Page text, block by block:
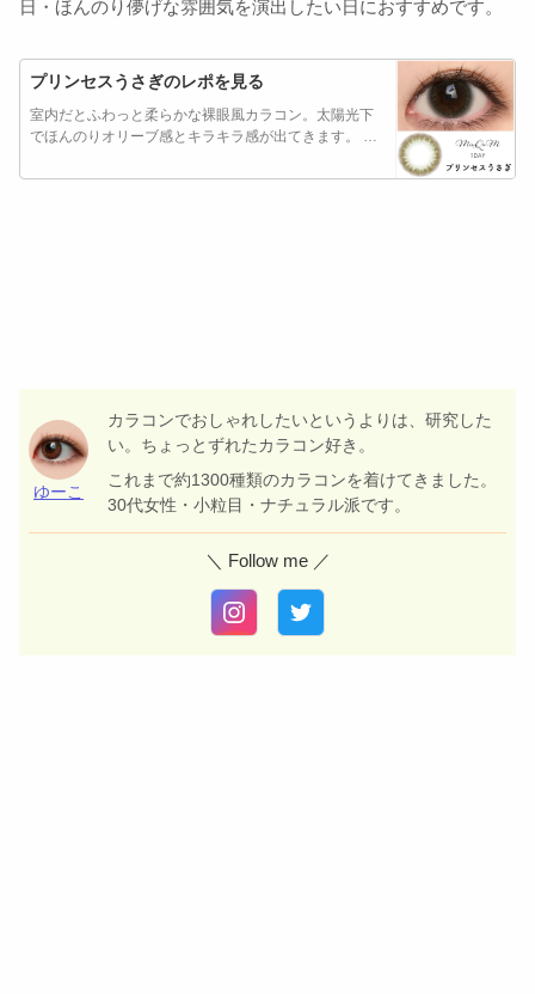
日・ほんのり儚げな雰囲気を演出したい日におすすめです。
プリンセスうさぎのレポを見る
室内だとふわっと柔らかな裸眼風カラコン。太陽光下
でほんのりオリーブ感とキラキラ感が出てきます。 …
ゆーこ
カラコンでおしゃれしたいというよりは、研究した
い。ちょっとずれたカラコン好き。
これまで約1300種類のカラコンを着けてきました。
30代女性・小粒目・ナチュラル派です。
＼ Follow me ／